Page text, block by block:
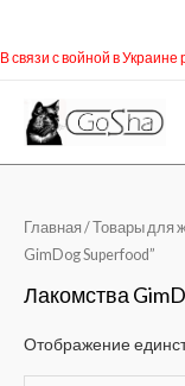
В связи с войной в
Главная /Товары для
GimDog Superfood”
Лакомства
Отображение